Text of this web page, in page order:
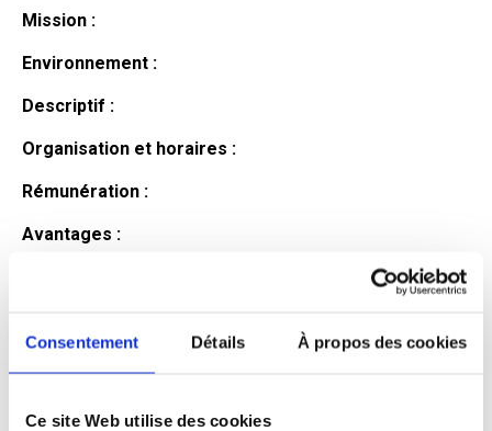
Consentement Détails À propos des cookies
Ce site Web utilise des cookies
Mission :
Environnement :
Descriptif :
Organisation et horaires :
Rémunération :
Avantages :
candidat